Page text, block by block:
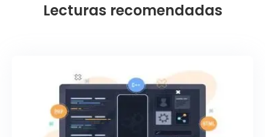
Lecturas recomendadas